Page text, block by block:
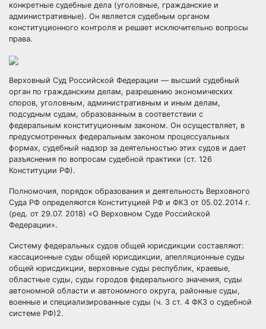
конкретные судебные дела (уголовные, гражданские и
административные). Он является судебным органом
конституционного контроля и решает исключительно вопросы
права.
Верховный Суд Российской Федерации — высший судебный
орган по гражданским делам, разрешению экономических
споров, уголовным, административным и иным делам,
подсудным судам, образованным в соответствии с
федеральным конституционным законом. Он осуществляет, в
предусмотренных федеральным законом процессуальных
формах, судебный надзор за деятельностью этих судов и дает
разъяснения по вопросам судебной практики (ст. 126
Конституции РФ).
Полномочия, порядок образования и деятельность Верховного
Суда РФ определяются Конституцией РФ и ФКЗ от 05.02.2014 г.
(ред. от 29.07. 2018) «О Верховном Суде Российской
Федерации».
Систему федеральных судов общей юрисдикции составляют:
кассационные суды общей юрисдикции, апелляционные суды
общей юрисдикции, верховные суды республик, краевые,
областные суды, суды городов федерального значения, суды
автономной области и автономного округа, районные суды,
военные и специализированные суды (ч. 3 ст. 4 ФКЗ о судебной
системе РФ)2.